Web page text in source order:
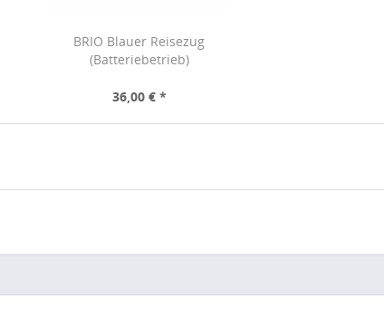
BRIO Blauer Reisezug
(Batteriebetrieb)
36,00 € *